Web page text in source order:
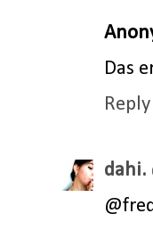
Das
Reply
dahi.